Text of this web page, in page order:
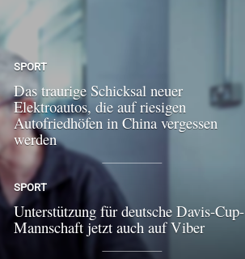
SPORT
Das traurige Schicksal neuer
Elektroautos, die auf riesigen
Autofriedhöfen in China vergessen
werden
SPORT
Unterstützung für deutsche Davis-Cup-
Mannschaft jetzt auch auf Viber